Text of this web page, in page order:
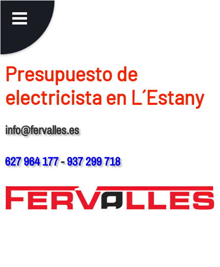
Presupuesto de
electricista en L´Estany
info@fervalles.es
627 964 177-937 299 718